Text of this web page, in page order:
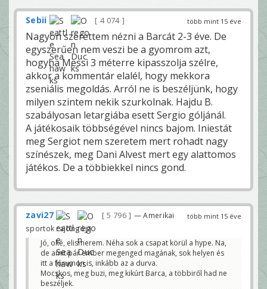
több mint 15 éve
Sebii 4 074
Nagyon szerettem nézni a Barcát 2-3 éve. De
egyszerűen nem veszi be a gyomrom azt,
hogyha Messi 3 méterre kipasszolja szélre,
akkor a kommentár elalél, hogy mekkora
zseniális megoldás. Arról ne is beszéljünk, hogy
milyen szintem nekik szurkolnak. Hajdu B.
szabályosan letargiába esett Sergio góljánál.
A játékosaik többségével nincs bajom. Iniestát
meg Sergiot nem szeretem mert rohadt nagy
színészek, meg Dani Alvest mert egy alattomos
játékos. De a többiekkel nincs gond.
több mint 15 éve
zavi27 5 796
— Amerikai
sportok rajongója
Jó, oké, elismerem. Néha sok a csapat körül a hype. Na,
de amit pár ember megenged magának, sok helyen és
itt a fórumon is, inkább az a durva.
Mocskos, meg buzi, meg kikúrt Barca, a többiről had ne
beszéljek.